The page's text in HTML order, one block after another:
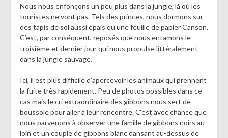
Nous nous enfonçons un peu plus dans la jungle, là où les
touristes ne vont pas. Tels des princes, nous dormons sur
des tapis de sol aussi épais qu’une feuille de papier Canson.
C’est, par conséquent, reposés que nous entamons le
troisième et dernier jour qui nous propulse littéralement
dans la jungle sauvage.
Ici, il est plus difficile d’apercevoir les animaux qui prennent
la fuite très rapidement. Peu de photos possibles dans ce
cas mais le cri extraordinaire des gibbons nous sert de
boussole pour aller à leur rencontre. C‘est avec chance que
nous parvenons à observer une famille de gibbons noirs au
loin et un couple de gibbons blanc dansant au-dessus de